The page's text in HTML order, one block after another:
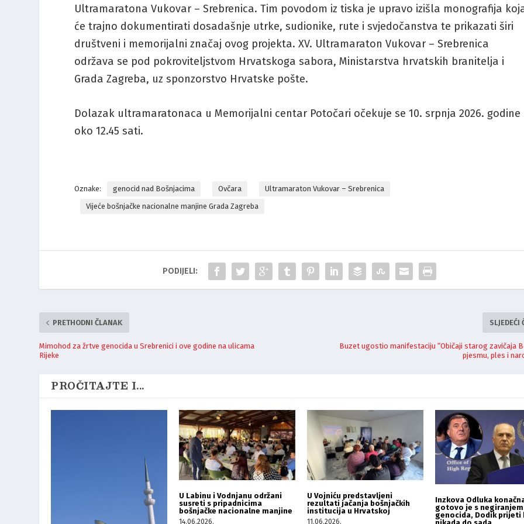
Ultramaratona Vukovar – Srebrenica. Tim povodom iz tiska je upravo izišla monografija
će trajno dokumentirati dosadašnje utrke, sudionike, rute i svjedočanstva te prikazati širi
društveni i memorijalni značaj ovog projekta. XV. Ultramaraton Vukovar – Srebrenica
održava se pod pokroviteljstvom Hrvatskoga sabora, Ministarstva hrvatskih branitelja i
Grada Zagreba, uz sponzorstvo Hrvatske pošte.
Dolazak ultramaratonaca u Memorijalni centar Potočari očekuje se 10. srpnja 2026. godine
oko 12.45 sati.
Oznake: genocid nad Bošnjacima Ovčara
Ultramaraton Vukovar – Srebrenica
Vijeće bošnjačke nacionalne manjine Grada Zagreba
PODIJELI:
PRETHODNI ČLANAK
Mimohod za žrtve genocida u Srebrenici i ove godine na ulicama
Rijeke
SLJEDEĆI
Buzet ugostio manifestaciju “Običaji starog zavičaja
pjesmu, ples i
PROČITAJTE I...
U Labinu i Vodnjanu održani
susreti s pripadnicima
bošnjačke nacionalne manjine
14.06.2026.
U Vojniću predstavljeni
rezultati jačanja bošnjačkih
institucija u Hrvatskoj
11.06.2026.
Inzkova Odluka
gotovo je s negiranjem
genocida, Dodik prijeti